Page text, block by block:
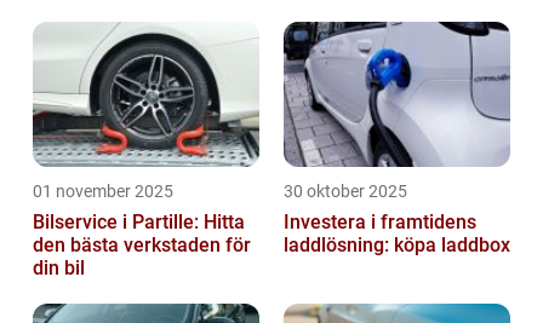
01 november 2025
Bilservice i Partille: Hitta
den bästa verkstaden för
din bil
30 oktober 2025
Investera i framtidens
laddlösning: köpa laddbox